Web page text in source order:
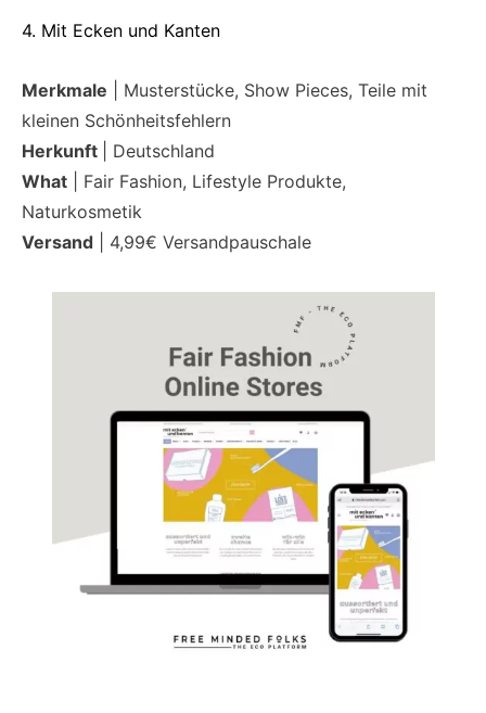
4. Mit Ecken und Kanten
Merkmale | Musterstücke, Show Pieces, Teile mit
kleinen Schönheitsfehlern
Herkunft
| Deutschland
What | Fair Fashion, Lifestyle Produkte,
Naturkosmetik
Versand | 4,99€ Versandpauschale